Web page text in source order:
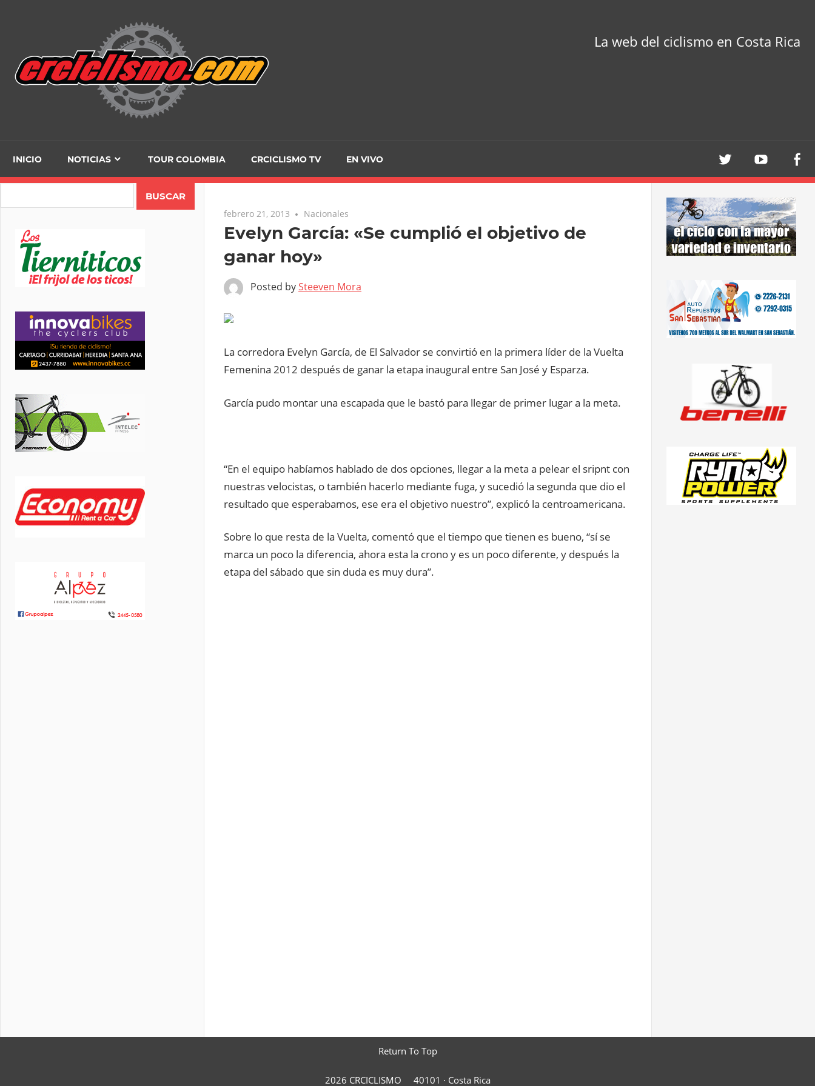
La web del ciclismo en Costa Rica
INICIO NOTICIAS TOUR COLOMBIA CRCICLISMO TV EN VIVO
febrero 21, 2013 Nacionales
Evelyn García: «Se cumplió el objetivo de
ganar hoy»
Posted bySteeven Mora
La corredora Evelyn García, de El Salvador se convirtió en la primera líder de la Vuelta
Femenina 2012 después de ganar la etapa inaugural entre San José y Esparza.
García pudo montar una escapada que le bastó para llegar de primer lugar a la meta.
“En el equipo habíamos hablado de dos opciones, llegar a la meta a pelear el sripnt con
nuestras velocistas, o también hacerlo mediante fuga, y sucedió la segunda que dio el
resultado que esperabamos, ese era el objetivo nuestro”, explicó la centroamericana.
Sobre lo que resta de la Vuelta, comentó que el tiempo que tienen es bueno, “sí se
marca un poco la diferencia, ahora esta la crono y es un poco diferente, y después la
etapa del sábado que sin duda es muy dura”.
Return To Top
2026 CRCICLISMO 40101 · Costa Rica